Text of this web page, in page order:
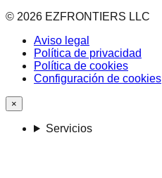
© 2026 EZFRONTIERS LLC
Aviso legal
Política de privacidad
Política de cookies
Configuración de cookies
×
Servicios